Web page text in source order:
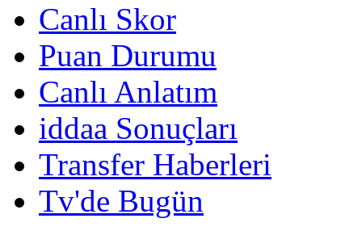
Canlı Skor
Puan Durumu
Canlı Anlatım
iddaa Sonuçları
Transfer Haberleri
Tv'de Bugün